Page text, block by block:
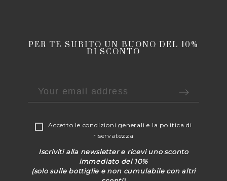
PER TE SUBITO UN BUONO DEL 10%
DI SCONTO
Accetto le condizioni generali e la politica di
riservatezza
Iscriviti alla newsletter e ricevi uno sconto
immediato del 10%
(solo sulle bottiglie e non cumulabile con altri